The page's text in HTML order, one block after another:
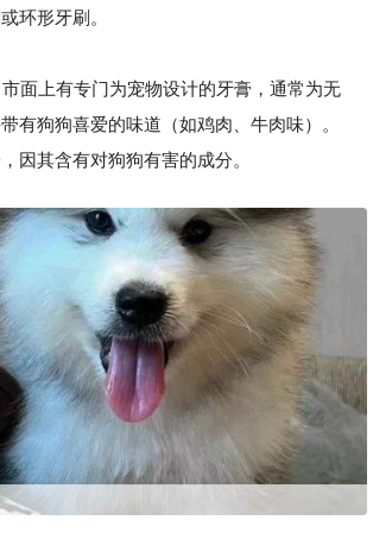
环形牙刷。
上有专门为宠物设计的牙膏，通常为无
有狗狗喜爱的味道（如鸡肉、牛肉味）。
因其含有对狗狗有害的成分。